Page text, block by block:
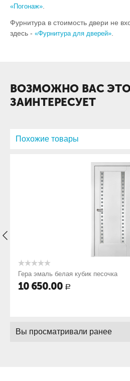
«Погонаж»
Фурнитура в стоимость двери не
здесь - «Фурнитура для дверей»
ВОЗМОЖНО ВАС
ЗАИНТЕРЕСУЕТ
Похожие товары
Гера эмаль белая кубик песочка
10 650.00 Р
Вы просматривали ранее